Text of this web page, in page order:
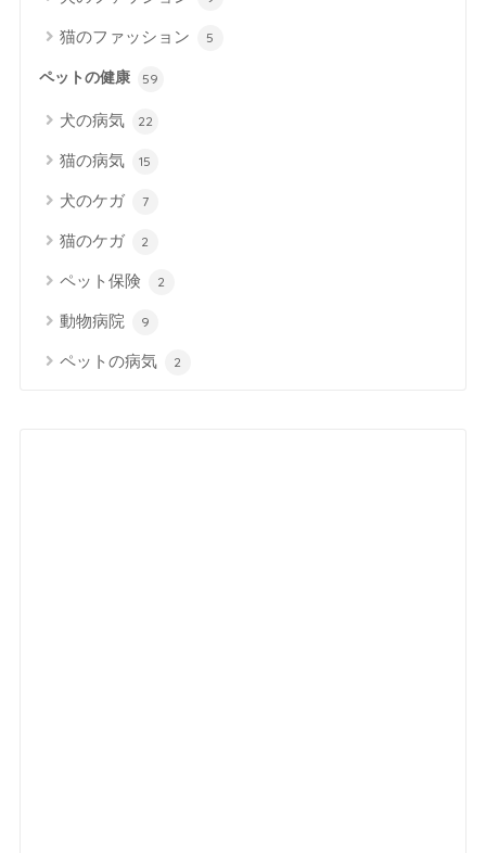
猫のファッション 5
ペットの健康 59
犬の病気 22
猫の病気 15
犬のケガ 7
猫のケガ 2
ペット保険 2
動物病院 9
ペットの病気 2